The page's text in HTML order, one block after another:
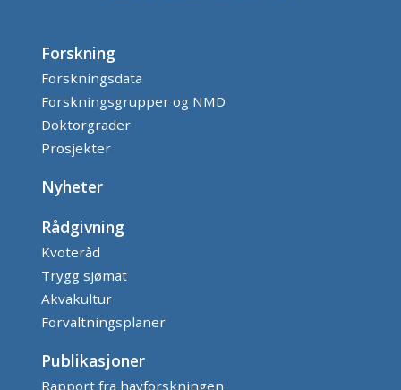
Forskning
Forskningsdata
Forskningsgrupper og NMD
Doktorgrader
Prosjekter
Nyheter
Rådgivning
Kvoteråd
Trygg sjømat
Akvakultur
Forvaltningsplaner
Publikasjoner
Rapport fra havforskningen